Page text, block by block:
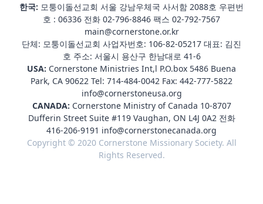
한국: 모퉁이돌선교회 서울 강남우체국 사서함 2088호 우편번
호 : 06336 전화 02-796-8846 팩스 02-792-7567
main@cornerstone.or.kr
단체: 모퉁이돌선교회 사업자번호: 106-82-05217 대표: 김진
호 주소: 서울시 용산구 한남대로 41-6
USA: Cornerstone Ministries Int,l P.O.box 5486 Buena
Park, CA 90622 Tel: 714-484-0042 Fax: 442-777-5822
info@cornerstoneusa.org
CANADA: Cornerstone Ministry of Canada 10-8707
Dufferin Street Suite #119 Vaughan, ON L4J 0A2 전화
416-206-9191 info@cornerstonecanada.org
Copyright © 2020 Cornerstone Missionary Society. All
Rights Reserved.